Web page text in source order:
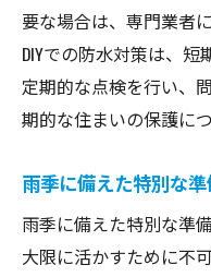
要な場合は、専門業者
DIYでの防水対策は、短
定期的な点検を行い、
期的な住まいの保護に
雨季に備えた特別な
雨季に備えた特別な準
大限に活かすために不